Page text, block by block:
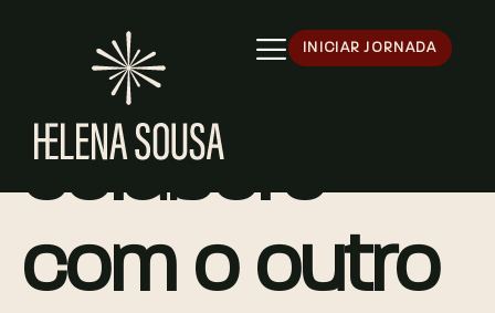
INICIAR JORNADA
mesmo e
colaboro
com o outro